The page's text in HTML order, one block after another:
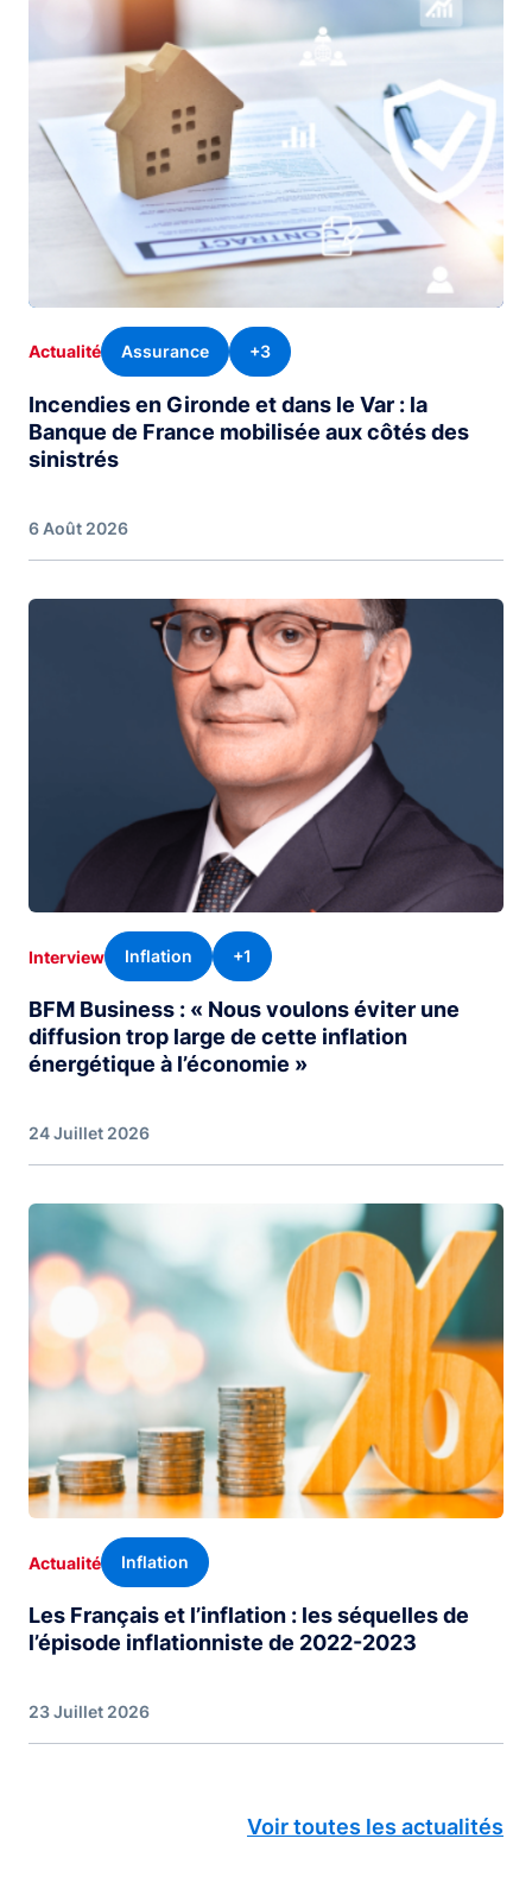
Actualité Assurance +3
Incendies en Gironde et dans le Var : la
Banque de France mobilisée aux côtés des
sinistrés
6 Août 2026
Image
Interview Inflation +1
BFM Business : « Nous voulons éviter une
diffusion trop large de cette inflation
énergétique à l’économie »
24 Juillet 2026
Image
Actualité Inflation
Les Français et l’inflation : les séquelles de
l’épisode inflationniste de 2022-2023
23 Juillet 2026
Voir toutes les actualités